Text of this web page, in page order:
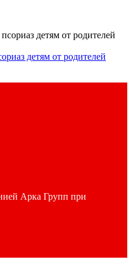
детям от родителей
Арка Групп при